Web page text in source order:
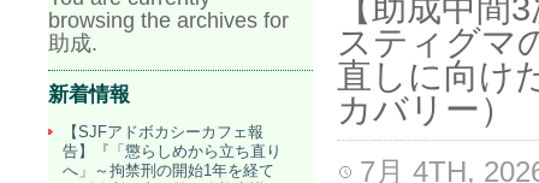
【助成中間
スティグマ
直しに向け
カバリー）
7月 4TH,
browsing the archives for
助成.
新着情報
【SJFアドボカシーカフェ報
告】『「懲らしめから立ち直り
へ」～拘禁刑の開始1年を経て